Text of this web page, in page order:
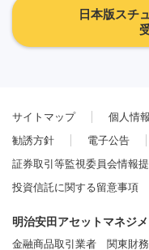
日本版スチ
サイトマップ
個人情
勧誘方針
電子公告
証券取引等監視委員会情報
投資信託に関する留意事項
明治安田アセットマネジ
金融商品取引業者 関東財